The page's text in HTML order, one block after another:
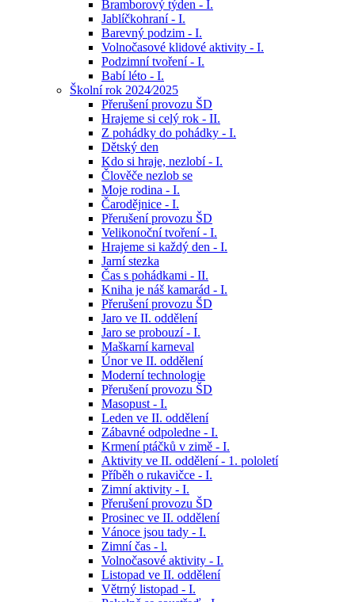
Bramborový týden - I.
Jablíčkohraní - I.
Barevný podzim - I.
Volnočasové klidové aktivity - I.
Podzimní tvoření - I.
Babí léto - I.
Školní rok 2024⁄2025
Přerušení provozu ŠD
Hrajeme si celý rok - II.
Z pohádky do pohádky - I.
Dětský den
Kdo si hraje, nezlobí - I.
Člověče nezlob se
Moje rodina - I.
Čarodějnice - I.
Přerušení provozu ŠD
Velikonoční tvoření - I.
Hrajeme si každý den - I.
Jarní stezka
Čas s pohádkami - II.
Kniha je náš kamarád - I.
Přerušení provozu ŠD
Jaro ve II. oddělení
Jaro se probouzí - I.
Maškarní karneval
Únor ve II. oddělení
Moderní technologie
Přerušení provozu ŠD
Masopust - I.
Leden ve II. oddělení
Zábavné odpoledne - I.
Krmení ptáčků v zimě - I.
Aktivity ve II. oddělení - 1. pololetí
Příběh o rukavičce - I.
Zimní aktivity - I.
Přerušení provozu ŠD
Prosinec ve II. oddělení
Vánoce jsou tady - I.
Zimní čas - l.
Volnočasové aktivity - I.
Listopad ve II. oddělení
Větrný listopad - I.